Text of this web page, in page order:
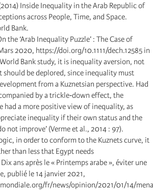
Inside Inequality in the Arab Republic of
across People, Time, and Space.
Bank.
the ‘Arab Inequality Puzzle’ : The Case of
2020, https://doi.org/10.1111/dech.12585 in
Bank study, it is inequality aversion, not
should be deplored, since inequality must
from a Kuznetsian perspective. Had
by a trickle‐down effect, the
had a more positive view of inequality, as
inequality if their own status and the
not improve’ (Verme et al., 2014 : 97).
in order to conform to the Kuznets curve, it
than less that Egypt needs
ans après le « Printemps arabe », éviter une
publié le 14 janvier 2021,
fr/news/opinion/2021/01/14/